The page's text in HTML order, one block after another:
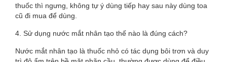
thuốc thì ngưng, không tự ý dùng tiếp hay sau này dùng toa
cũ đi mua để dùng.
4. Sử dụng nước mắt nhân tạo thế nào là đúng cách?
Nước mắt nhân tạo là thuốc nhỏ có tác dụng bôi trơn và duy